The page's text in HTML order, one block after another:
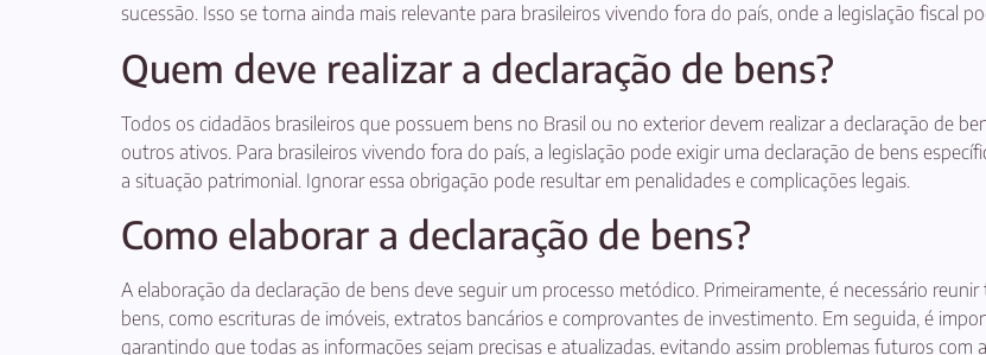
sucessão. Isso se torna ainda mais relevante para brasileiros vivendo fora do país, onde a legislação fiscal
Quem deve realizar a declaração de bens?
Todos os cidadãos brasileiros que possuem bens no Brasil ou no exterior devem realizar a declaração de
outros ativos. Para brasileiros vivendo fora do país, a legislação pode exigir uma declaração de bens
a situação patrimonial. Ignorar essa obrigação pode resultar em penalidades e complicações legais.
Como elaborar a declaração de bens?
A elaboração da declaração de bens deve seguir um processo metódico. Primeiramente, é necessário
bens, como escrituras de imóveis, extratos bancários e comprovantes de investimento. Em seguida, é
garantindo que todas as informações sejam precisas e atualizadas, evitando assim problemas futuros com